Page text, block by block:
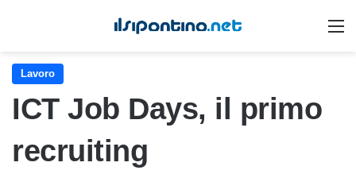
Lavoro
ICT Job Days, il primo
recruiting